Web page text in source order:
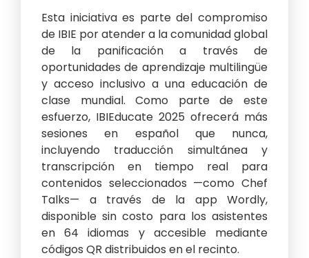
Esta iniciativa es parte del compromiso
de IBIE por atender a la comunidad global
de la panificación a través de
oportunidades de aprendizaje multilingüe
y acceso inclusivo a una educación de
clase mundial. Como parte de este
esfuerzo, IBIEducate 2025 ofrecerá más
sesiones en español que nunca,
incluyendo traducción simultánea y
transcripción en tiempo real para
contenidos seleccionados —como Chef
Talks— a través de la app Wordly,
disponible sin costo para los asistentes
en 64 idiomas y accesible mediante
códigos QR distribuidos en el recinto.